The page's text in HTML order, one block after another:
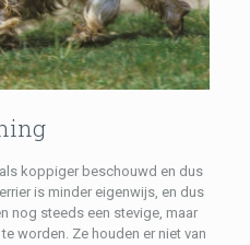
koppiger beschouwd en dus
is minder eigenwijs, en dus
nog steeds een stevige, maar
worden. Ze houden er niet van